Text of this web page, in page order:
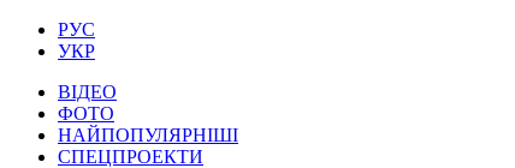
РУС
УКР
ВІДЕО
ФОТО
НАЙПОПУЛЯРНІШІ
СПЕЦПРОЕКТИ